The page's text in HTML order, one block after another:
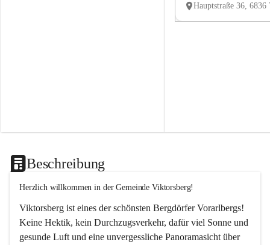
Beschreibung
Herzlich willkommen in der Gemeinde Viktorsberg!
Viktorsberg ist eines der schönsten Bergdörfer Vorarlbergs!
Keine Hektik, kein Durchzugsverkehr, dafür viel Sonne und
gesunde Luft und eine unvergessliche Panoramasicht über